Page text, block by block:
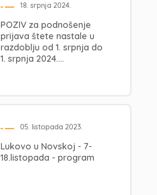
18. srpnja 2024.
POZIV za podnošenje
prijava štete nastale u
razdoblju od 1. srpnja do
1. srpnja 2024....
05. listopada 2023.
Lukovo u Novskoj - 7-
18.listopada - program